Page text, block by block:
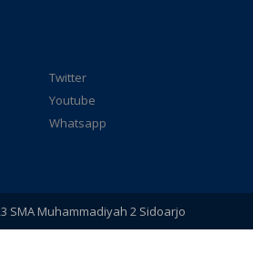
Twitter
Youtube
Whatsapp
SMA Muhammadiyah 2 Sidoarjo